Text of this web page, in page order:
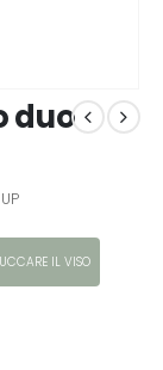
duo
IL VISO